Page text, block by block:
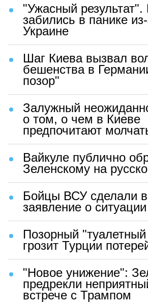
"Ужасный
забились в панике
Украине
Шаг Киева вызвал
бешенства в
позор"
Залужный
о том, о чем в Киеве
предпочитают
Вайкуле публично
Зеленскому на
Бойцы ВСУ сделали
заявление о
Позорный
грозит Турции
"Новое унижение":
предрекли
встрече с Трампом